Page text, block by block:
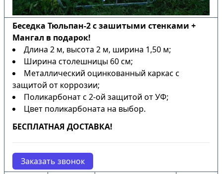
Беседка Тюльпан-2 с зашитыми стенками +
Мангал в подарок!
Длина 2 м, высота 2 м, ширина 1,50 м;
Ширина столешницы 60 см;
Металлический оцинкованный каркас с
защитой от коррозии;
Поликарбонат с 2-ой защитой от УФ;
Цвет поликарбоната на выбор.
БЕСПЛАТНАЯ ДОСТАВКА!
Заказать звонок